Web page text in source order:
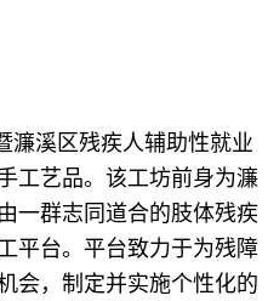
濂溪区残疾人辅助性就业
工艺品。该工坊前身为濂
一群志同道合的肢体残疾
平台。平台致力于为残障
会，制定并实施个性化的